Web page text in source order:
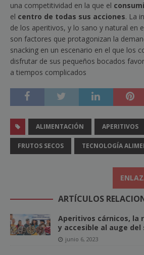
una competitividad en la que el
el centro de todas sus acciones. La
de los aperitivos, y lo sano y natural en
son factores que protagonizan la
snacking en un escenario en el que los
disfrutar de sus pequeños bocados
a tiempos complicados
ALIMENTACIÓN APERITIVOS
FRUTOS SECOS TECNOLOGÍA
ARTÍCULOS
Aperitivos cárnicos, la
y accesible al auge del
junio 6, 2023